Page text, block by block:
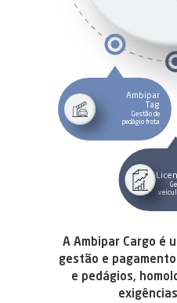
Ambipar
Tag
Gestão de
pedágio frota
A Ambipar Cargo é
gestão e
e pedágios,